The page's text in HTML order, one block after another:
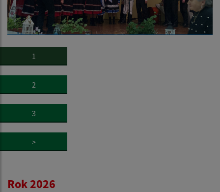
1
2
3
>
Rok 2026